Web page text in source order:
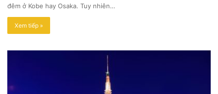
đêm ở Kobe hay Osaka. Tuy nhiên…
Xem tiếp »